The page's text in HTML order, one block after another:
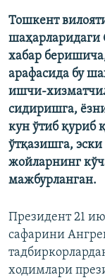
Тошкент
шаҳарларидаги
хабар
арафасида бу
ишчи-
сидиришга,
кун ўтиб қуриб
ўтқазишга,
жойларнинг
мажбурланган.
Президент 21
сафарини
ходимлари